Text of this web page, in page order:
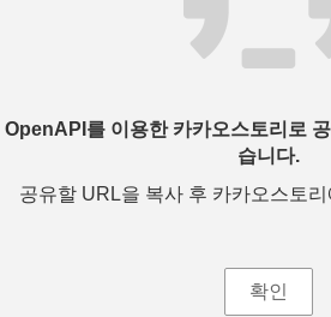
OpenAPI를 이용한 카카오스토리로
습니다.
공유할 URL을 복사 후 카카오스토
확인